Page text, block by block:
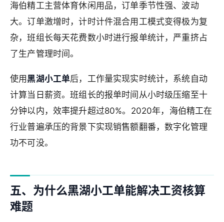
海伯精工主营体育休闲用品，订单季节性强、波动
大。订单激增时，计时计件混合用工模式变得极为复
杂，班组长每天花费数小时进行报单统计，严重挤占
了生产管理时间。
使用黑湖小工单后，工作量实现实时统计，系统自动
计算当日薪资。班组长的报单时间从小时级压缩至十
分钟以内，效率提升超过80%。2020年，海伯精工在
行业普遍承压的背景下实现销售额翻番，数字化管理
功不可没。
五、为什么黑湖小工单能解决工资核算
难题